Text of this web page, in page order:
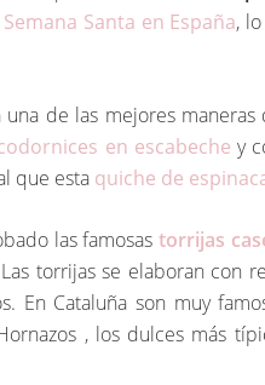
Semana Santa en España,
de las mejores
en escabeche y
que esta quiche de
las famosas torrijas
torrijas se elaboran con
Cataluña son muy
, los dulces más